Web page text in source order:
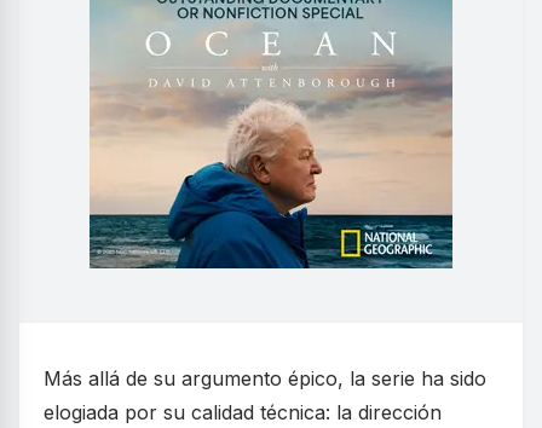
Más allá de su argumento épico, la serie ha sido
elogiada por su calidad técnica: la dirección